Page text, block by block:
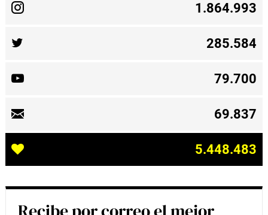
1.864.993
285.584
79.700
69.837
5.448.483